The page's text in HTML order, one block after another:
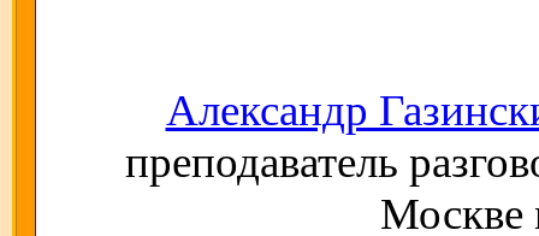
Александр
преподаватель